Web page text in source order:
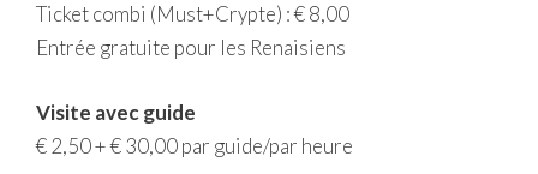
Ticket combi (Must+Crypte) : € 8,00
Entrée gratuite pour les Renaisiens
Visite avec guide
€ 2,50 + € 30,00 par guide/par heure